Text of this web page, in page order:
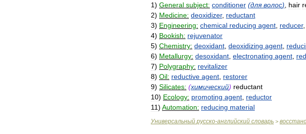
1) General subject: conditioner (для волос) hair
2) Medicine: deoxidizer, reductant
3) Engineering: chemical reducing agent reducer,
4) Bookish: rejuvenator
5) Chemistry: deoxidant deoxidizing agent
6) Metallurgy: desoxidant electronating agent
7) Polygraphy: revitalizer
8) Oil: reductive agent restorer
9) Silicates: (химический) reductant
10) Ecology: promoting agent reductor
11) Automation: reducing material
Универсальный русско-английский словарь >